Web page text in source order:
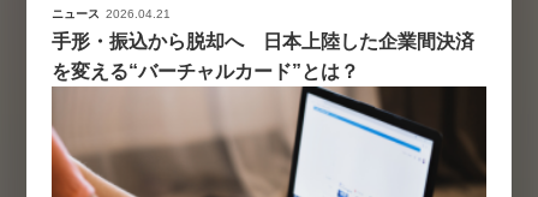
ニュース 2026.04.21
手形・振込から脱却へ 日本上陸した企業間決済
を変える“バーチャルカード”とは？